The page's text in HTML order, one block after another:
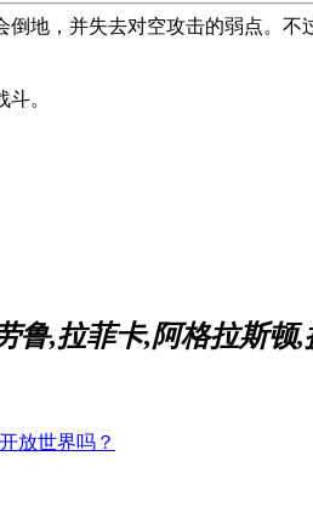
倒地，并失去对空攻击的弱点。不
。
鲁,拉菲卡,阿格拉斯顿
放世界吗？